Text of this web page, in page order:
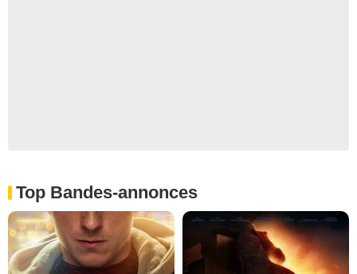
Top Bandes-annonces